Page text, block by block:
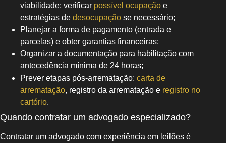
viabilidade; verificar possível ocupação e
estratégias de desocupação se necessário;
Planejar a forma de pagamento (entrada e
parcelas) e obter garantias financeiras;
Organizar a documentação para habilitação com
antecedência mínima de 24 horas;
Prever etapas pós-arrematação: carta de
arrematação, registro da arrematação e registro no
cartório.
Quando contratar um advogado especializado?
Contratar um advogado com experiência em leilões é